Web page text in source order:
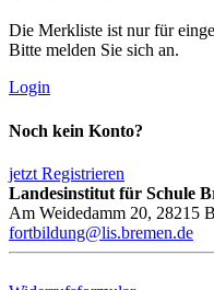
Die Merkliste ist nur für
Bitte melden Sie sich an.
Login
Noch kein Konto?
jetzt Registrieren
Landesinstitut für Schule
Am Weidedamm 20, 28215
fortbildung@lis.bremen.de